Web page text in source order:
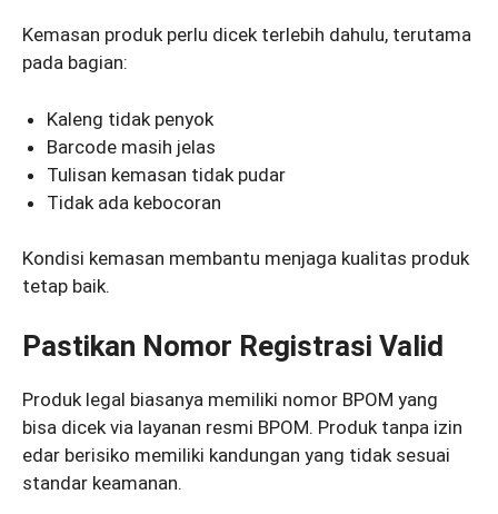
Kemasan produk perlu dicek terlebih dahulu, terutama
pada bagian:
Kaleng tidak penyok
Barcode masih jelas
Tulisan kemasan tidak pudar
Tidak ada kebocoran
Kondisi kemasan membantu menjaga kualitas produk
tetap baik.
Pastikan Nomor Registrasi Valid
Produk legal biasanya memiliki nomor BPOM yang
bisa dicek via layanan resmi BPOM. Produk tanpa izin
edar berisiko memiliki kandungan yang tidak sesuai
standar keamanan.